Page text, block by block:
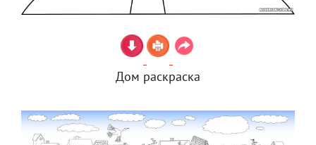
Дом раскраска